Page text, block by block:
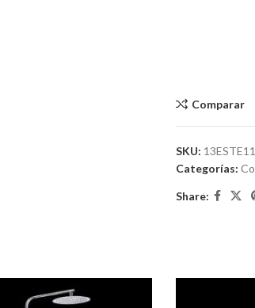
Comparar
SKU: 13ESTE11
Categorías:
Share: